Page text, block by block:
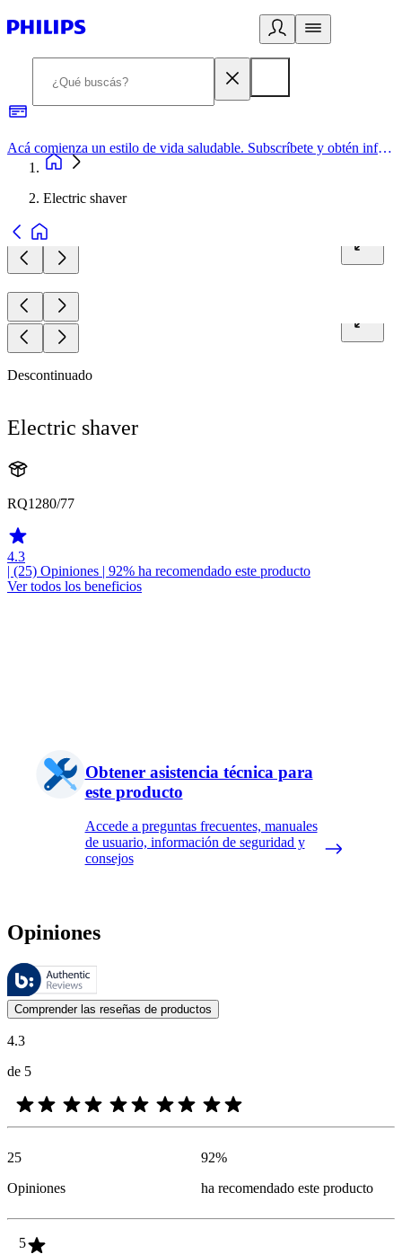
Acá comienza un estilo de vida saludable. Subscríbete y obtén información de primera mano
Electric shaver
Descontinuado
Electric shaver
RQ1280/77
4.3
| (25) Opiniones | 92% ha recomendado este producto
Ver todos los beneficios
Obtener asistencia técnica para
este producto
Accede a preguntas frecuentes, manuales
de usuario, información de seguridad y
consejos
Opiniones
Estas reseñas las gestiona Bazaarvoice y cumplen con la política de
Las opiniones de los clientes en forma de reseñas de productos y
Comprender las reseñas de productos
4.3
de 5
25
Opiniones
92%
ha recomendado este producto
5